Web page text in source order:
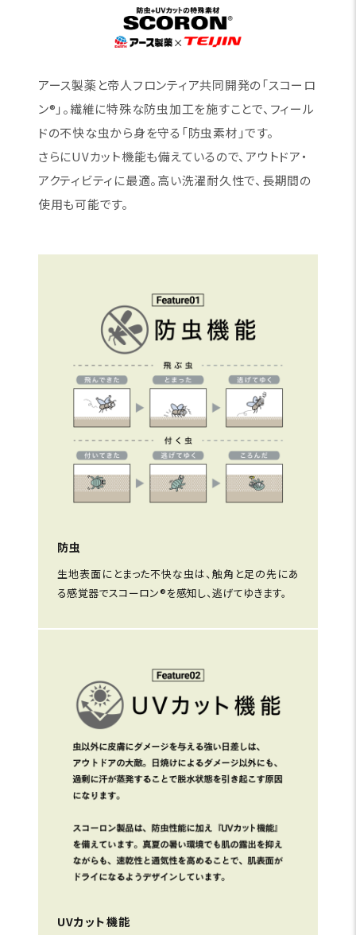
アース製薬と帝人フロンティア共同開発の「スコーロ
ン®」。繊維に特殊な防虫加工を施すことで、フィール
ドの不快な虫から身を守る「防虫素材」です。
さらにUVカット機能も備えているので、アウトドア・
アクティビティに最適。高い洗濯耐久性で、長期間の
使用も可能です。
防虫
生地表面にとまった不快な虫は、触角と足の先にあ
る感覚器でスコーロン®を感知し、逃げてゆきます。
UVカット機能